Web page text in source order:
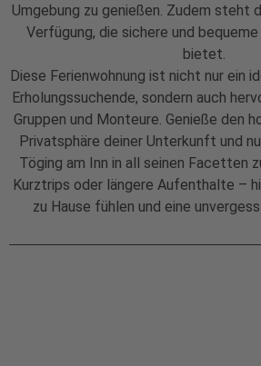
Umgebung zu genießen. Zudem steht
Verfügung, die sichere und
bietet.
Diese Ferienwohnung ist nicht nur ein
Erholungssuchende, sondern auch
Gruppen und Monteure. Genieße den
Privatsphäre deiner Unterkunft und
Töging am Inn in all seinen Facetten
Kurztrips oder längere Aufenthalte –
zu Hause fühlen und eine